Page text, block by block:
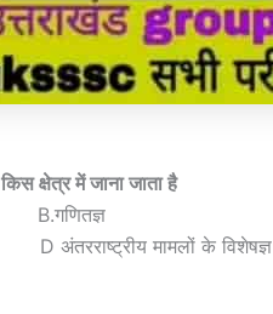
क्षेत्र में जाना जाता है
मामलों के विशेषज्ञ